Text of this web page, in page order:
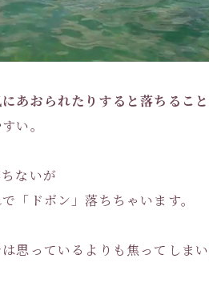
あおられたりすると落ちること
い。
ないが
「ドボン」落ちちゃいます。
思っているよりも焦ってしまい